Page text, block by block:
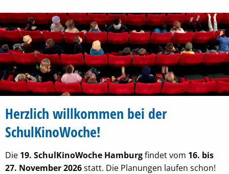
Herzlich willkommen bei der
SchulKinoWoche!
Die 19. SchulKinoWoche Hamburgfindet vom 16. bis
27. November 2026statt. Die Planungen laufen schon!